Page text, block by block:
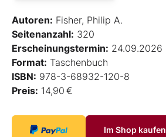
Autoren: Fisher, Philip A.
Seitenanzahl: 320
Erscheinungstermin: 24.09.2026
Format: Taschenbuch
ISBN: 978-3-68932-120-8
Preis: 14,90 €
Im Shop kaufen